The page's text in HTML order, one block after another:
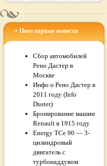
Популярные новости
Сбор автомобилей
Рено Дастер в
Москве
Инфо о Рено Дастер в
2011 году (Info
Duster)
Бронирование машин
Renault в 1915 году
Energy TCe 90 — 3-
цилиндровый
двигатель с
турбонаддувом